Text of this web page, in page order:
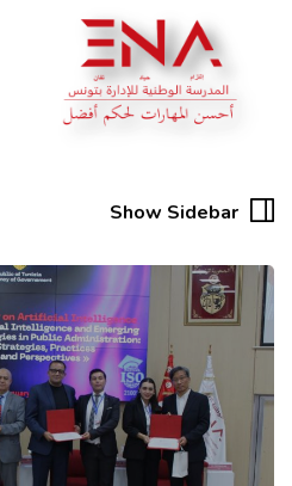
Show Sidebar